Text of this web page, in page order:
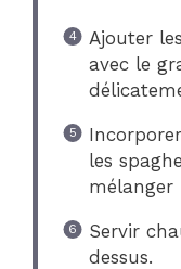
Ajouter
avec le
les
mélanger
Servir
dessus.